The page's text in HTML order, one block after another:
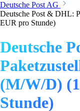
Deutsche Post AG
Deutsche Post & DHL:
EUR pro Stunde)
Deutsche
(M/W/D)
Stunde)